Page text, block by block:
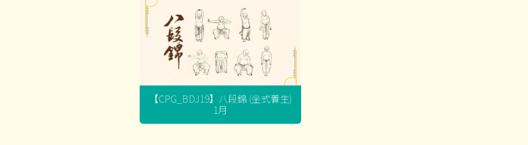
【CPG_BDJ19】八段錦 (坐式養生)
1月